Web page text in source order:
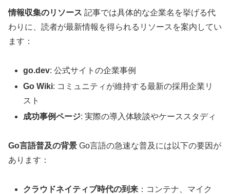
情報収集のリソース 記事では具体的な企業名を挙げる代
わりに、読者が最新情報を得られるリソースを案内してい
ます：
go.dev: 公式サイトの企業事例
Go Wiki: コミュニティが維持する最新の採用企業リ
スト
成功事例ページ: 実際の導入体験談やケーススタディ
Go言語普及の背景 Go言語の急速な普及には以下の要因が
あります：
クラウドネイティブ時代の到来 ：コンテナ、マイク